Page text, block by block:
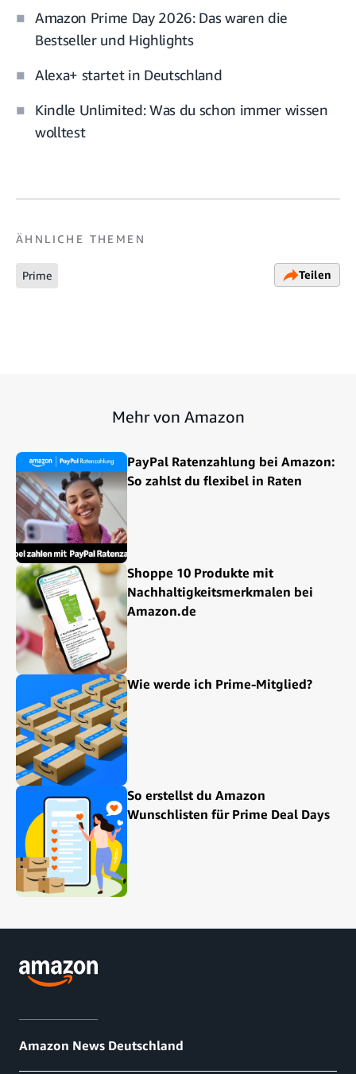
Amazon Prime Day 2026: Das waren die
Bestseller und Highlights
Alexa+ startet in Deutschland
Kindle Unlimited: Was du schon immer wissen
wolltest
ÄHNLICHE THEMEN
Prime Teilen
Mehr von Amazon
PayPal Ratenzahlung bei Amazon:
So zahlst du flexibel in Raten
Shoppe 10 Produkte mit
Nachhaltigkeitsmerkmalen bei
Amazon.de
Wie werde ich Prime-Mitglied?
So erstellst du Amazon
Wunschlisten für Prime Deal Days
Amazon News Deutschland